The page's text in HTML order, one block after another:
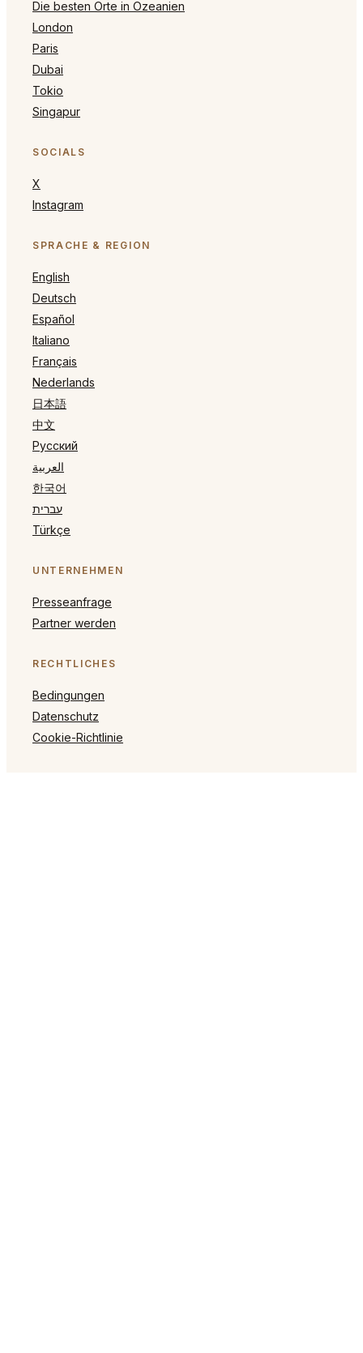
Die besten Orte in Ozeanien
London
Paris
Dubai
Tokio
Singapur
SOCIALS
X
Instagram
SPRACHE & REGION
English
Deutsch
Español
Italiano
Français
Nederlands
日本語
中文
Русский
العربية
한국어
עברית
Türkçe
UNTERNEHMEN
Presseanfrage
Partner werden
RECHTLICHES
Bedingungen
Datenschutz
Cookie-Richtlinie